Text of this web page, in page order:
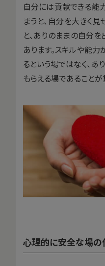
自分には貢献できる能
まうと、自分を大きく見
と、ありのままの自分
あります。スキルや能
るという場ではなく、
もらえる場であることが
心理的に安全な場の